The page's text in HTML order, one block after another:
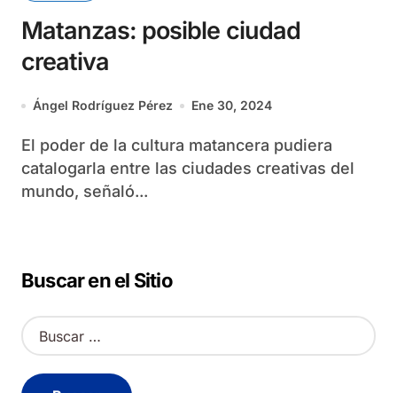
Matanzas: posible ciudad
creativa
Ángel Rodríguez Pérez Ene 30, 2024
El poder de la cultura matancera pudiera
catalogarla entre las ciudades creativas del
mundo, señaló...
Buscar en el Sitio
B
u
c